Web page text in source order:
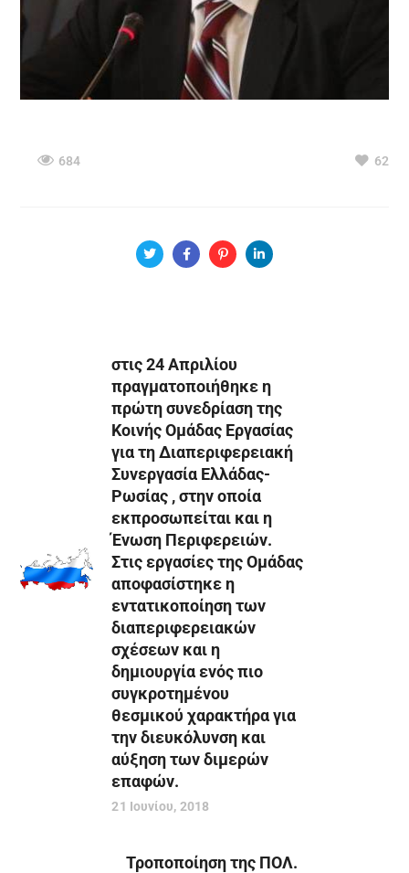
684 62
στις 24 Απριλίου
πραγματοποιήθηκε η
πρώτη συνεδρίαση της
Κοινής Ομάδας Εργασίας
για τη Διαπεριφερειακή
Συνεργασία Ελλάδας-
Ρωσίας , στην οποία
εκπροσωπείται και η
Ένωση Περιφερειών.
Στις εργασίες της Ομάδας
αποφασίστηκε η
εντατικοποίηση των
διαπεριφερειακών
σχέσεων και η
δημιουργία ενός πιο
συγκροτημένου
θεσμικού χαρακτήρα για
την διευκόλυνση και
αύξηση των διμερών
επαφών.
21 Ιουνίου, 2018
Τροποποίηση της ΠΟΛ.